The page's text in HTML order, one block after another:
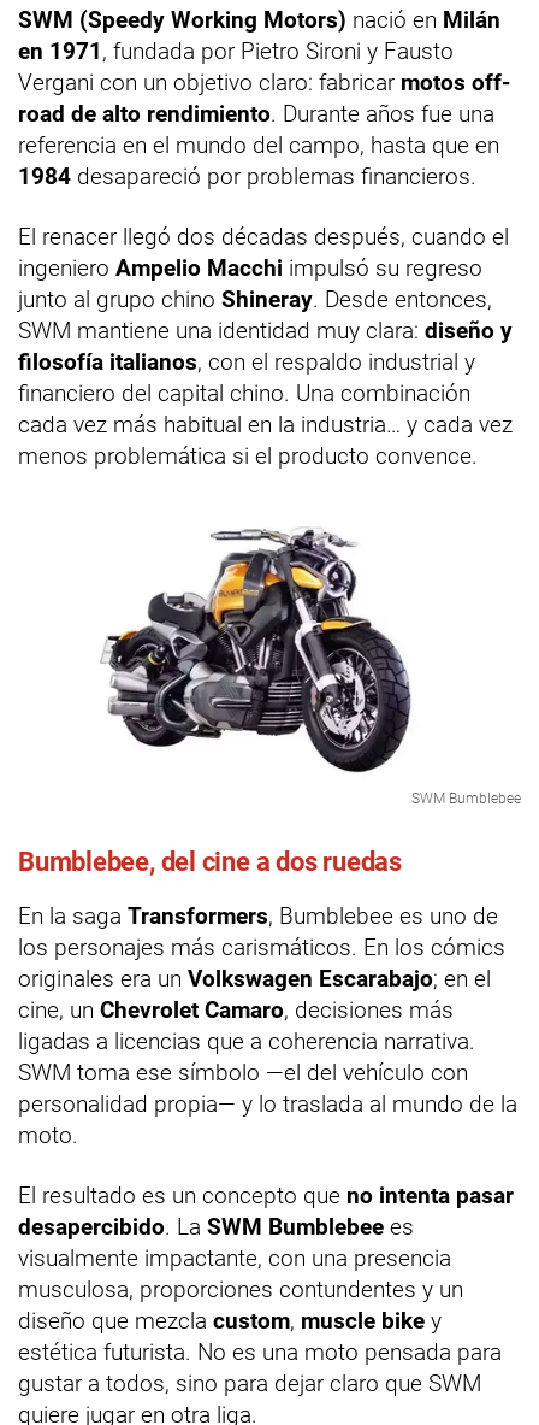
SWM (Speedy Working Motors) nació en Milán
en 1971, fundada por Pietro Sironi y Fausto
Vergani con un objetivo claro: fabricar motos off-
road de alto rendimiento. Durante años fue una
referencia en el mundo del campo, hasta que en
1984 desapareció por problemas financieros.
El renacer llegó dos décadas después, cuando el
ingeniero Ampelio Macchi impulsó su regreso
junto al grupo chino Shineray. Desde entonces,
SWM mantiene una identidad muy clara: diseño y
filosofía italianos, con el respaldo industrial y
financiero del capital chino. Una combinación
cada vez más habitual en la industria… y cada vez
menos problemática si el producto convence.
SWM Bumblebee
Bumblebee, del cine a dos ruedas
En la saga Transformers, Bumblebee es uno de
los personajes más carismáticos. En los cómics
originales era un Volkswagen Escarabajo; en el
cine, un Chevrolet Camaro, decisiones más
ligadas a licencias que a coherencia narrativa.
SWM toma ese símbolo —el del vehículo con
personalidad propia— y lo traslada al mundo de la
moto.
El resultado es un concepto que no intenta pasar
desapercibido. La SWM Bumblebee es
visualmente impactante, con una presencia
musculosa, proporciones contundentes y un
diseño que mezcla custom, muscle bike y
estética futurista. No es una moto pensada para
gustar a todos, sino para dejar claro que SWM
quiere jugar en otra liga.